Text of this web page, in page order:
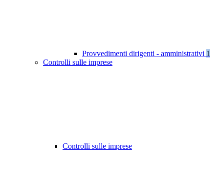
Provvedimenti dirigenti - amministrativi 1
Controlli sulle imprese
Controlli sulle imprese